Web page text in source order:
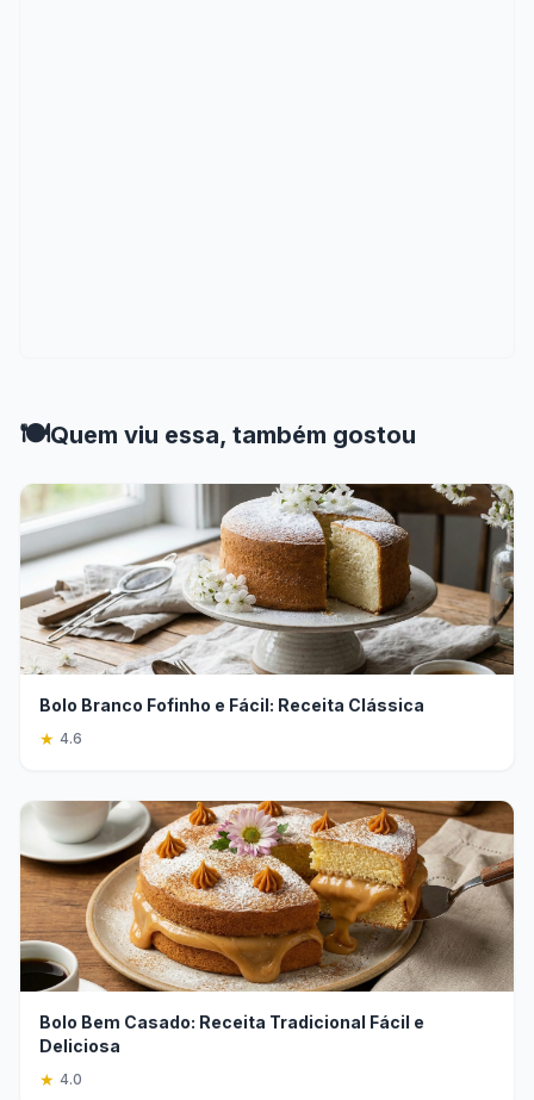
🍽️Quem viu essa, também gostou
Bolo Branco Fofinho e Fácil: Receita Clássica
★ 4.6
Bolo Bem Casado: Receita Tradicional Fácil e
Deliciosa
★ 4.0